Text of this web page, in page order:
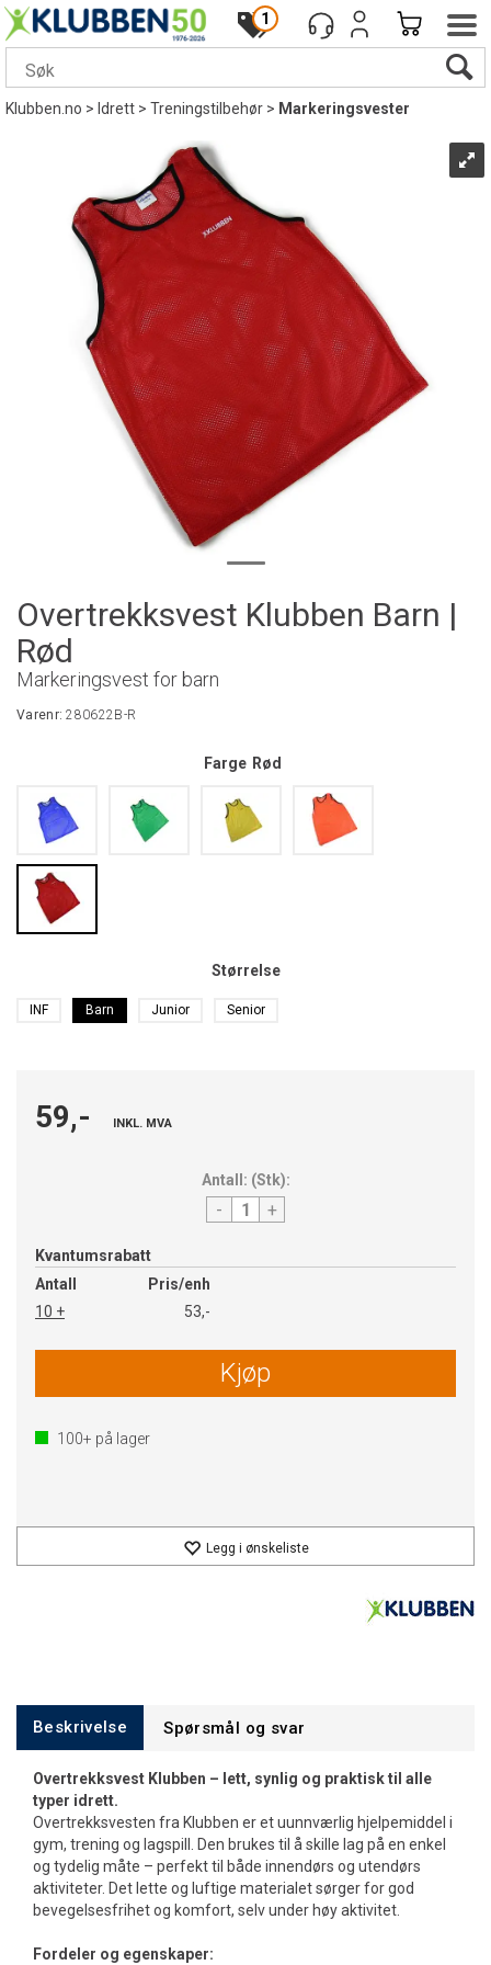
1
Klubben.no> Idrett>Treningstilbehør> Markeringsvester
Overtrekksvest Klubben Barn |
Rød
Markeringsvest for barn
Varenr:280622B-R
Farge Rød
Størrelse
INF Barn Junior Senior
59,- INKL. MVA
Antall: (Stk):
- +
Kvantumsrabatt
Antall
Pris/enh
10 +
53,-
Kjøp
100+ på lager
Legg i ønskeliste
Beskrivelse Spørsmål og svar
Overtrekksvest Klubben – lett, synlig og praktisk til alle
typer idrett.
Overtrekksvesten fra Klubben er et uunnværlig hjelpemiddel i
gym, trening og lagspill. Den brukes til å skille lag på en enkel
og tydelig måte – perfekt til både innendørs og utendørs
aktiviteter. Det lette og luftige materialet sørger for god
bevegelsesfrihet og komfort, selv under høy aktivitet.
Fordeler og egenskaper: